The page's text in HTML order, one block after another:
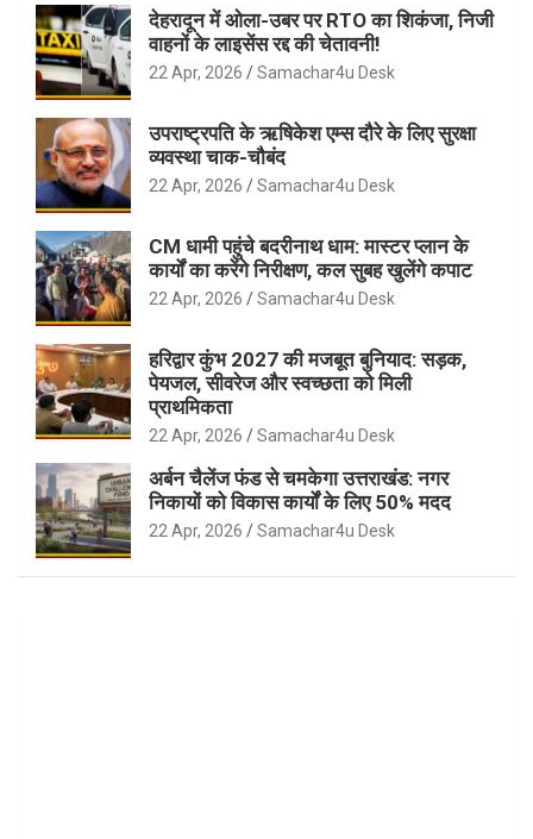
देहरादून में ओला-उबर पर RTO का शिकंजा, निजी
वाहनों के लाइसेंस रद्द की चेतावनी!
22 Apr, 2026 Samachar4u Desk
उपराष्ट्रपति के ऋषिकेश एम्स दौरे के लिए सुरक्षा
व्यवस्था चाक-चौबंद
22 Apr, 2026 Samachar4u Desk
CM धामी पहुंचे बदरीनाथ धाम: मास्टर प्लान के
कार्यों का करेंगे निरीक्षण, कल सुबह खुलेंगे कपाट
22 Apr, 2026 Samachar4u Desk
हरिद्वार कुंभ 2027 की मजबूत बुनियाद: सड़क,
पेयजल, सीवरेज और स्वच्छता को मिली
प्राथमिकता
22 Apr, 2026 Samachar4u Desk
अर्बन चैलेंज फंड से चमकेगा उत्तराखंड: नगर
निकायों को विकास कार्यों के लिए 50% मदद
22 Apr, 2026 Samachar4u Desk